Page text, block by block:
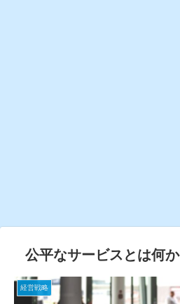
公平なサービスとは何か
経営戦略